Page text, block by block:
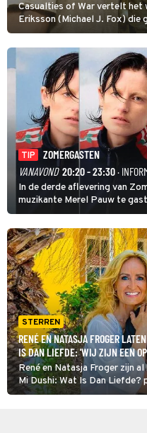
Casualties of War vertelt het
Eriksson (Michael J. Fox) die
tijdens de Vietnamoorlog. Hij
TIP
ZOMERGASTEN
VANAVOND 20:20 - 23:30·
In de derde aflevering van
muzikante Merel Pauw te
boeiende avond beloven:
identiteit: grenzeloos,
STERREN
RENÉ EN NATASJA FROGER
IS DAN LIEFDE: 'WIJ ZIJN EEN
René en Natasja Froger zijn
Mi Dushi: Wat Is Dan Liefde?
wat hen bij elkaar bracht én